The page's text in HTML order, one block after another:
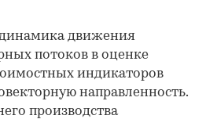
движения
потоков в оценке
индикаторов
направленность.
производства